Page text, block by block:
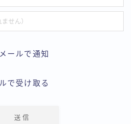
ールで通知
で受け取る